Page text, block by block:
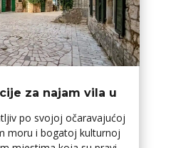
za najam vila u
po svojoj očaravajućoj
moru i bogatoj kulturnoj